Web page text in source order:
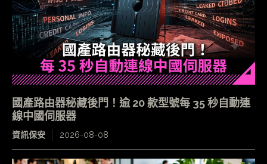
國產路由器秘藏後門！逾 20 款型號每 35 秒自動連
線中國伺服器
資訊保安 2026-08-08